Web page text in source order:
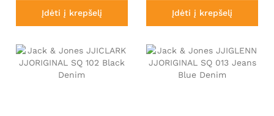
Įdėti į krepšelį Įdėti į krepšelį